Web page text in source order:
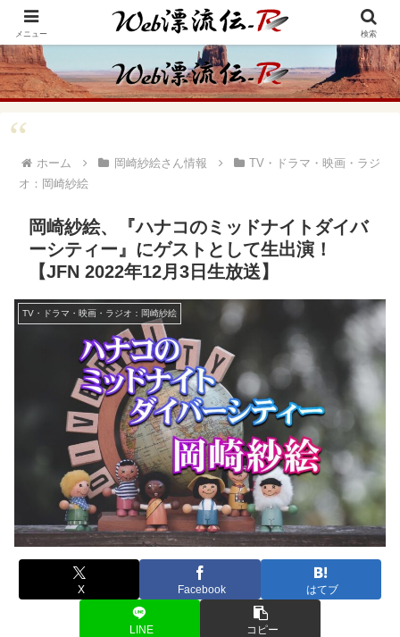
アメリカ・インディアンの思想・生き方からの学びをメインに、趣味や経験則
からの情報を発信
ホーム 岡崎紗絵さん情報
TV・ドラマ・映画・ラジ
オ：岡崎紗絵
岡崎紗絵、『ハナコのミッドナイトダイバ
ーシティー』にゲストとして生出演！
【JFN 2022年12月3日生放送】
TV・ドラマ・映画・ラジオ：岡崎紗絵
X Facebook はてブ
LINE コピー
メニュー 検索